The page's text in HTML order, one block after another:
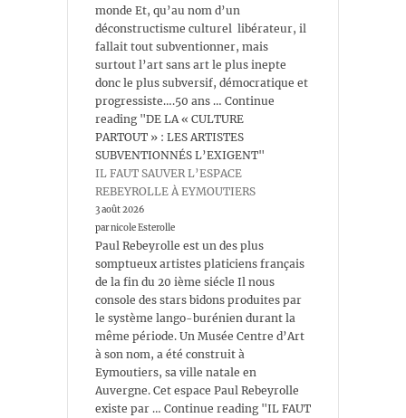
monde Et, qu’au nom d’un
déconstructisme culturel libérateur, il
fallait tout subventionner, mais
surtout l’art sans art le plus inepte
donc le plus subversif, démocratique et
progressiste….50 ans … Continue
reading "DE LA « CULTURE
PARTOUT » : LES ARTISTES
SUBVENTIONNÉS L’EXIGENT"
IL FAUT SAUVER L’ESPACE
REBEYROLLE À EYMOUTIERS
3 août 2026
par nicole Esterolle
Paul Rebeyrolle est un des plus
somptueux artistes platiciens français
de la fin du 20 ième siécle Il nous
console des stars bidons produites par
le système lango-burénien durant la
même période. Un Musée Centre d’Art
à son nom, a été construit à
Eymoutiers, sa ville natale en
Auvergne. Cet espace Paul Rebeyrolle
existe par … Continue reading "IL FAUT